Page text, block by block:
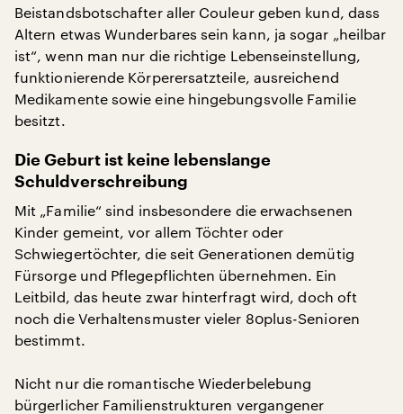
Beistandsbotschafter aller Couleur geben kund, dass
Altern etwas Wunderbares sein kann, ja sogar „heilbar
ist“, wenn man nur die richtige Lebenseinstellung,
funktionierende Körperersatzteile, ausreichend
Medikamente sowie eine hingebungsvolle Familie
besitzt.
Die Geburt ist keine lebenslange
Schuldverschreibung
Mit „Familie“ sind insbesondere die erwachsenen
Kinder gemeint, vor allem Töchter oder
Schwiegertöchter, die seit Generationen demütig
Fürsorge und Pflegepflichten übernehmen. Ein
Leitbild, das heute zwar hinterfragt wird, doch oft
noch die Verhaltensmuster vieler 80plus-Senioren
bestimmt.
Nicht nur die romantische Wiederbelebung
bürgerlicher Familienstrukturen vergangener